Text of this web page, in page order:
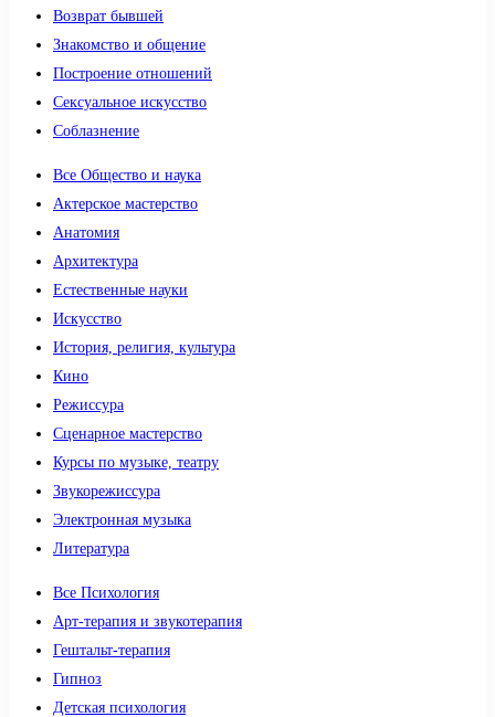
Возврат бывшей
Знакомство и общение
Построение отношений
Сексуальное искусство
Соблазнение
Все Общество и наука
Актерское мастерство
Анатомия
Архитектура
Естественные науки
Искусство
История, религия, культура
Кино
Режиссура
Сценарное мастерство
Курсы по музыке, театру
Звукорежиссура
Электронная музыка
Литература
Все Психология
Арт-терапия и звукотерапия
Гештальт-терапия
Гипноз
Детская психология